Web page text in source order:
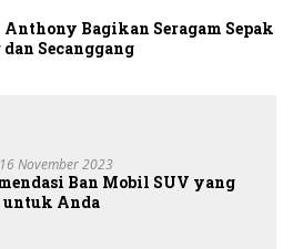
Bagikan Seragam Sepak
Secanggang
November 2023
Ban Mobil SUV yang
untuk Anda